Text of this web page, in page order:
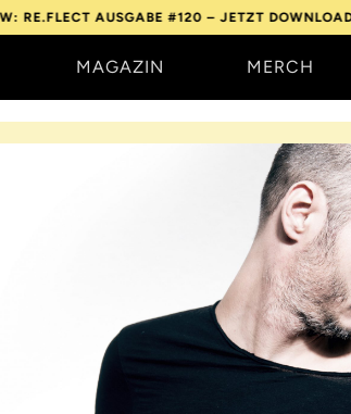
AUSGABE #120 – JETZT DOWNLOADEN +++
MAGAZIN MERCH